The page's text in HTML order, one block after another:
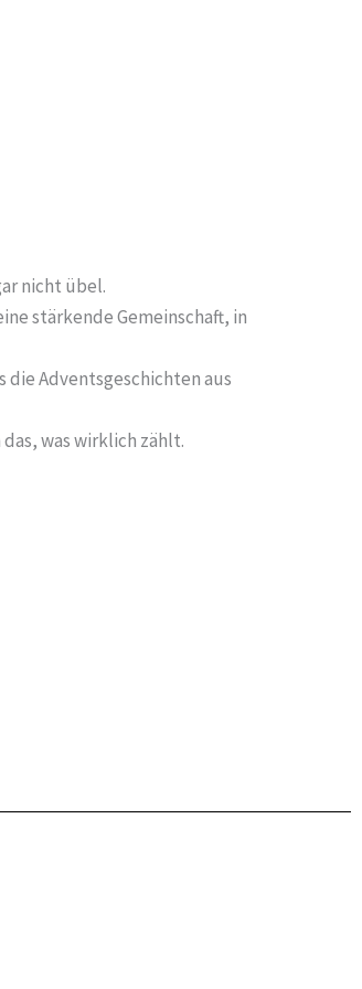
nicht übel.
stärkende Gemeinschaft, in
Adventsgeschichten aus
was wirklich zählt.